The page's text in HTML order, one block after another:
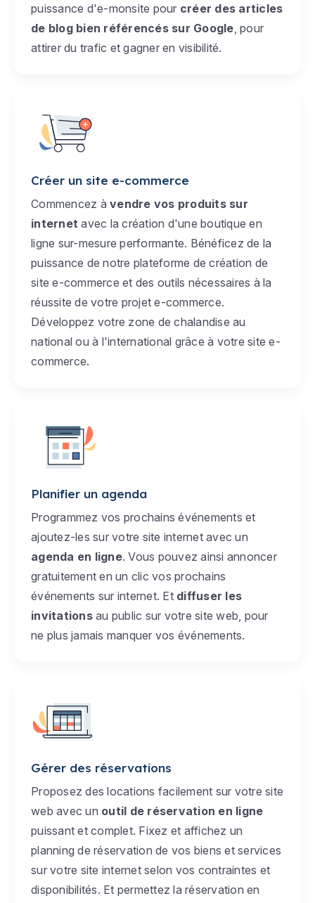
puissance d'e-monsite pour créer des articles
de blog bien référencés sur Google , pour
attirer du trafic et gagner en visibilité.
Créer un site e-commerce
Commencez à vendre vos produits sur
internet avec la création d'une boutique en
ligne sur-mesure performante. Bénéficez de la
puissance de notre plateforme de création de
site e-commerce et des outils nécessaires à la
réussite de votre projet e-commerce.
Développez votre zone de chalandise au
national ou à l'international grâce à votre site e-
commerce.
Planifier un agenda
Programmez vos prochains événements et
ajoutez-les sur votre site internet avec un
agenda en ligne. Vous pouvez ainsi annoncer
gratuitement en un clic vos prochains
événements sur internet. Et diffuser les
invitationsau public sur votre site web, pour
ne plus jamais manquer vos événements.
Gérer des réservations
Proposez des locations facilement sur votre site
web avec un outil de réservation en ligne
puissant et complet. Fixez et affichez un
planning de réservation de vos biens et services
sur votre site internet selon vos contraintes et
disponibilités. Et permettez la réservation en